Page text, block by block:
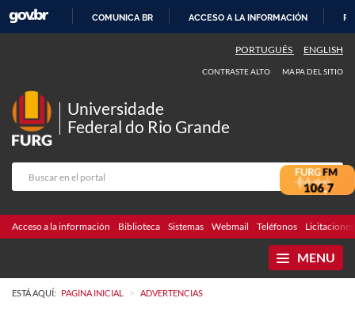
CONTENIDO
COMUNICA BR ACCESO A LA INFORMACIÓN
PORTUGUÊS ENGLISH
CONTRASTE ALTO MAPA DEL SITIO
Universidade
Federal do Rio Grande
Acceso a la información Biblioteca Sistemas Webmail Teléfonos Licitaciones
MENU
ESTÁ AQUÍ: PAGINA INICIAL > ADVERTENCIAS